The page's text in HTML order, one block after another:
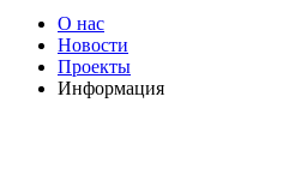
О нас
Новости
Проекты
Информация